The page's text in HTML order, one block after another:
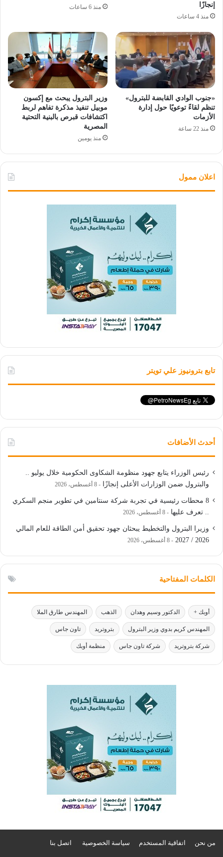
إنجازًا
منذ 4 ساعات
منذ 6 ساعات
«جنوب الوادي القابضة للبترول»
تنظم لقاءً توعويًا حول إدارة
الأزمات
منذ 22 ساعة
وزير البترول يبحث مع إكسون
موبيل تنفيذ مذكرة تفاهم لربط
اكتشافات قبرص بالبنية التحتية
المصرية
منذ يومين
اعلان ممول
تابع بترونيوز علي تويتر
أحدث الأضافات
رئيس الوزراء يتابع جهود منظومة الشكاوى الحكومية خلال يوليو ..
والبترول ضمن الوزارات الأعلى إنجازًا
8 أغسطس، 2026
8 محطات رئيسية في تجربة شركة سنتامين في تطوير منجم السكري
.. تعرف عليها
8 أغسطس، 2026
وزيرا البترول والتخطيط يبحثان جهود تحقيق أمن الطاقة للعام المالي
2026 / 2027
8 أغسطس، 2026
الكلمات المفتاحية
أوبك + الدكتور وسيم وهدان الذهب المهندس طارق الملا
المهندس كريم بدوي وزير البترول بتروتريد تاون جاس
شركة بتروتريد شركة تاون جاس منظمة أوبك
من نحن اتفاقية المستخدم سياسة الخصوصية اتصل بنا